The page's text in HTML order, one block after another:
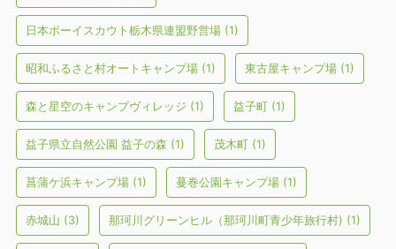
日本ボーイスカウト栃木県連盟野営場 (1)
昭和ふるさと村オートキャンプ場 (1) 東古屋キャンプ場 (1)
森と星空のキャンプヴィレッジ (1) 益子町 (1)
益子県立自然公園 益子の森 (1) 茂木町 (1)
菖蒲ケ浜キャンプ場 (1) 蔓巻公園キャンプ場 (1)
赤城山 (3) 那珂川グリーンヒル（那珂川町青少年旅行村) (1)